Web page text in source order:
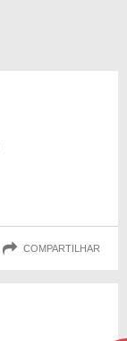
COMPARTILHAR